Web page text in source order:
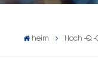
heim Hoch -Q